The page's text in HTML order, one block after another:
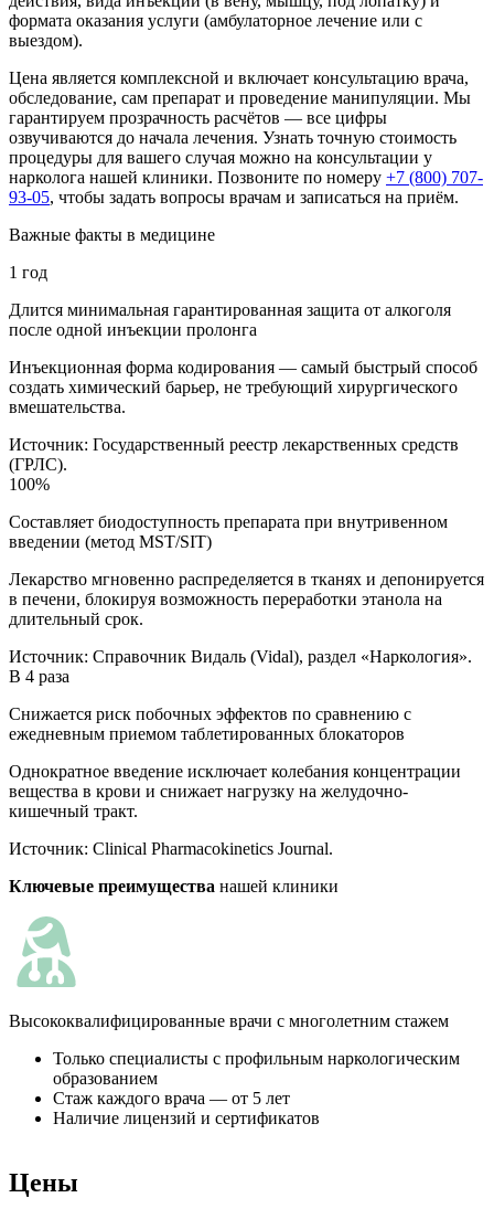
формата оказания услуги (амбулаторное лечение или с
выездом).
Цена является комплексной и включает консультацию врача,
обследование, сам препарат и проведение манипуляции. Мы
гарантируем прозрачность расчётов — все цифры
озвучиваются до начала лечения. Узнать точную стоимость
процедуры для вашего случая можно на консультации у
нарколога нашей клиники. Позвоните по номеру +7 (800) 707-
93-05, чтобы задать вопросы врачам и записаться на приём.
Важные факты в медицине
1 год
Длится минимальная гарантированная защита от алкоголя
после одной инъекции пролонга
Инъекционная форма кодирования — самый быстрый способ
создать химический барьер, не требующий хирургического
вмешательства.
Источник: Государственный реестр лекарственных средств
(ГРЛС).
100%
Составляет биодоступность препарата при внутривенном
введении (метод MST/SIT)
Лекарство мгновенно распределяется в тканях и депонируется
в печени, блокируя возможность переработки этанола на
длительный срок.
Источник: Справочник Видаль (Vidal), раздел «Наркология».
В 4 раза
Снижается риск побочных эффектов по сравнению с
ежедневным приемом таблетированных блокаторов
Однократное введение исключает колебания концентрации
вещества в крови и снижает нагрузку на желудочно-
кишечный тракт.
Источник: Clinical Pharmacokinetics Journal.
Ключевые преимущества нашей клиники
Высококвалифицированные врачи с многолетним стажем
Только специалисты с профильным наркологическим
образованием
Стаж каждого врача — от 5 лет
Наличие лицензий и сертификатов
Цены